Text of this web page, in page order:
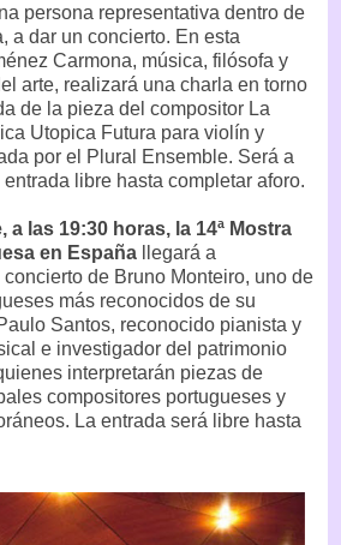
persona representativa dentro de
a dar un concierto. En esta
Carmona, música, filósofa y
arte, realizará una charla en torno
de la pieza del compositor La
Utopica Futura para violín y
por el Plural Ensemble. Será a
entrada libre hasta completar aforo.
a las 19:30 horas, la 14ª Mostra
en España llegará a
de Bruno Monteiro, uno de
más reconocidos de su
Santos, reconocido pianista y
e investigador del patrimonio
interpretarán piezas de
compositores portugueses y
La entrada será libre hasta